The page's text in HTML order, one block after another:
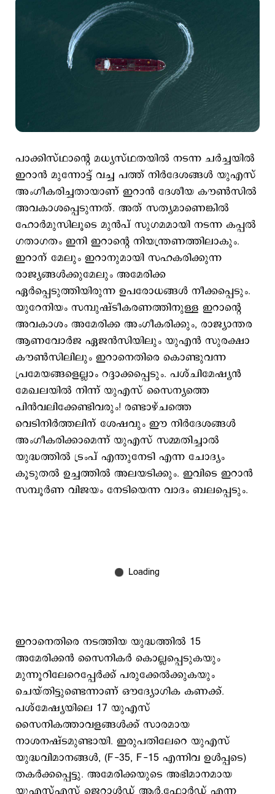
പാക്കിസ്ഥാന്‍റെ മധ്യസ്ഥതയില്‍ നടന്ന ചര്‍ച്ചയില്‍
ഇറാന്‍ മുന്നോട്ട് വച്ച പത്ത് നിര്‍ദേശങ്ങള്‍ യുഎസ്
അംഗീകരിച്ചതായാണ് ഇറാന്‍ ദേശീയ കൗണ്‍സില്‍
അവകാശപ്പെടുന്നത്. അത് സത്യമാണെങ്കില്‍
ഹോര്‍മുസിലൂടെ മുന്‍പ് സുഗമമായി നടന്ന കപ്പല്‍
ഗതാഗതം ഇനി ഇറാന്‍റെ നിയന്ത്രണത്തിലാകും.
ഇറാന് മേലും ഇറാനുമായി സഹകരിക്കുന്ന
രാജ്യങ്ങള്‍ക്കുമേലും അമേരിക്ക
ഏര്‍പ്പെടുത്തിയിരുന്ന ഉപരോധങ്ങള്‍ നീക്കപ്പെടും.
യുറേനിയം സമ്പുഷ്ടീകരണത്തിനുള്ള ഇറാന്‍റെ
അവകാശം അമേരിക്ക അംഗീകരിക്കും, രാജ്യാന്തര
ആണവോര്‍ജ ഏജന്‍സിയിലും യുഎന്‍ സുരക്ഷാ
കൗണ്‍സിലിലും ഇറാനെതിരെ കൊണ്ടുവന്ന
പ്രമേയങ്ങളെല്ലാം റദ്ദാക്കപ്പെടും. പശ്ചിമേഷ്യന്‍
മേഖലയില്‍ നിന്ന് യുഎസ് സൈന്യത്തെ
പിന്‍വലിക്കേണ്ടിവരും! രണ്ടാഴ്ചത്തെ
വെടിനിര്‍ത്തലിന് ശേഷവും ഈ നിര്‍ദേശങ്ങള്‍
അംഗീകരിക്കാമെന്ന് യുഎസ് സമ്മതിച്ചാല്‍
യുദ്ധത്തില്‍ ട്രംപ് എന്തുനേടി എന്ന ചോദ്യം
കൂടുതല്‍ ഉച്ചത്തില്‍ അലയടിക്കും. ഇവിടെ ഇറാന്‍
സമ്പൂര്‍ണ വിജയം നേടിയെന്ന വാദം ബലപ്പെടും.
ഇറാനെതിരെ നടത്തിയ യുദ്ധത്തില്‍ 15
അമേരിക്കന്‍ സൈനികര്‍ കൊല്ലപ്പെടുകയും
മുന്നൂറിലേറെപ്പേര്‍ക്ക് പരുക്കേല്‍ക്കുകയും
ചെയ്തിട്ടുണ്ടെന്നാണ് ഔദ്യോഗിക കണക്ക്.
പശ്മേഷ്യയിലെ 17 യുഎസ്
സൈനികത്താവളങ്ങള്‍ക്ക് സാരമായ
നാശനഷ്ടമുണ്ടായി. ഇരുപതിലേറെ യുഎസ്
യുദ്ധവിമാനങ്ങള്‍, (F-35, F-15 എന്നിവ ഉള്‍പ്പടെ)
തകര്‍ക്കപ്പെട്ടു. അമേരിക്കയുടെ അഭിമാനമായ
യുഎസ്​എസ് ജെറാള്‍ഡ് ആര്‍.ഫോര്‍ഡ് എന്ന